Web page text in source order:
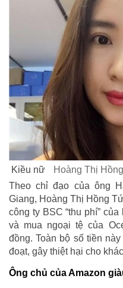
Kiều nữ
Hoàng Thị
Theo chỉ đạo của ông
Giang, Hoàng Thị Hồng
công ty BSC “thu phí”
và mua ngoại tệ của
đồng. Toàn bộ số tiền
đoạt, gây thiệt hại cho
Ông chủ của Amazon